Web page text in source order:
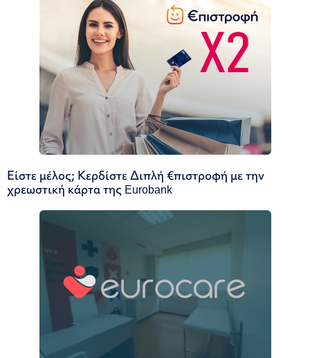
Είστε μέλος; Κερδίστε Διπλή €πιστροφή με την
χρεωστική κάρτα της Eurobank